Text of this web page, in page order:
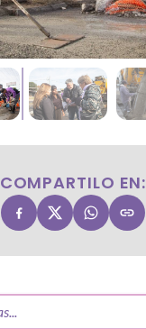
COMPARTILO EN: